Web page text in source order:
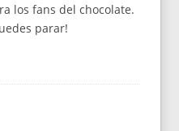
los fans del chocolate.
parar!